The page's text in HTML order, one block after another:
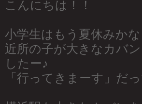
こんにちは！！
小学生はもう夏休みかな
近所の子が大きなカバ
したー♪
「行ってきまーす」だ